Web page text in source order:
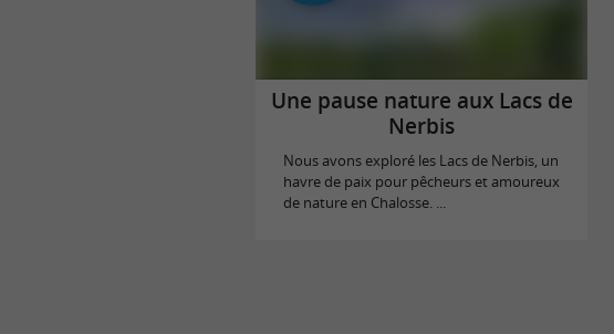
Une pause nature aux Lacs de
Nerbis
Nous avons exploré les Lacs de Nerbis, un
havre de paix pour pêcheurs et amoureux
de nature en Chalosse. ...